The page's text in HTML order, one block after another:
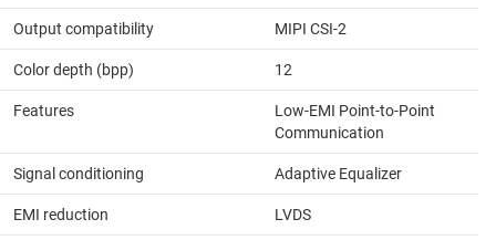
Output compatibility MIPI CSI-2
Color depth (bpp) 12
Features
Low-EMI Point-to-Point
Communication
Signal conditioning Adaptive Equalizer
EMI reduction LVDS